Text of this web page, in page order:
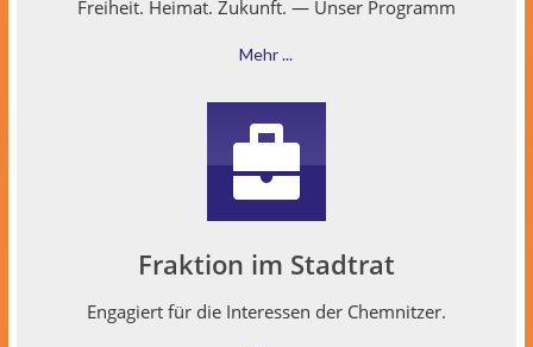
Frei­heit. Heimat. Zukun­ft. — Unser Programm
Mehr ...
Fraktion im Stadtrat
Engagiert für die Inter­essen der Chemnitzer.